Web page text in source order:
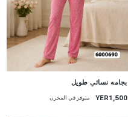
بجامه نسائي طويل
YER1,500 متوفر في المخزن